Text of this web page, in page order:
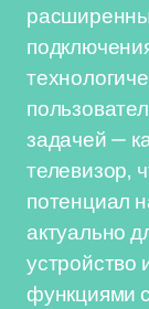
задачей —
телевизор,
потенциал
актуально
устройство
функциями